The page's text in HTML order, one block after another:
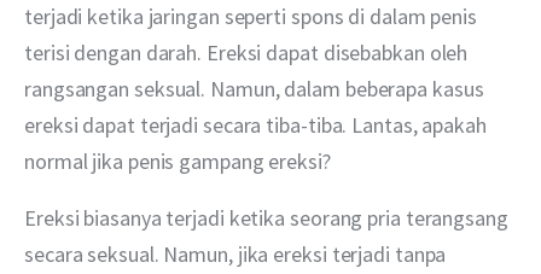
Layanan
terjadi ketika jaringan seperti spons di dalam penis
terisi dengan darah. Ereksi dapat disebabkan oleh
rangsangan seksual. Namun, dalam beberapa kasus
ereksi dapat terjadi secara tiba-tiba. Lantas, apakah
normal jika penis gampang ereksi?
Ereksi biasanya terjadi ketika seorang pria terangsang
secara seksual. Namun, jika ereksi terjadi tanpa